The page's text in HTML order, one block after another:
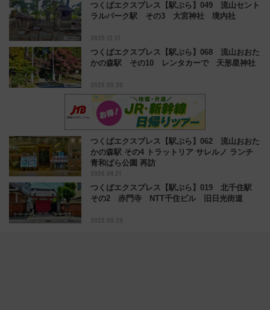
つくばエクスプレス【駅ぶら】049 流山セント
ラルパーク駅 その3 大宮神社 境内社
2025.12.17
つくばエクスプレス【駅ぶら】068 流山おおた
かの森駅 その10 レンタカーで 天形星神社
2026.05.20
つくばエクスプレス【駅ぶら】062 流山おおた
かの森駅 その4 トラットリア サレルノ ランチ
青和ばら公園 再訪
2026.04.21
つくばエクスプレス【駅ぶら】019 北千住駅
その2 赤門寺 NTT千住ビル 旧日光街道
2025.09.29